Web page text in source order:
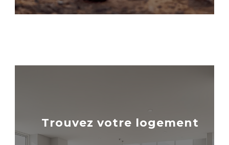
Trouvez votre logement